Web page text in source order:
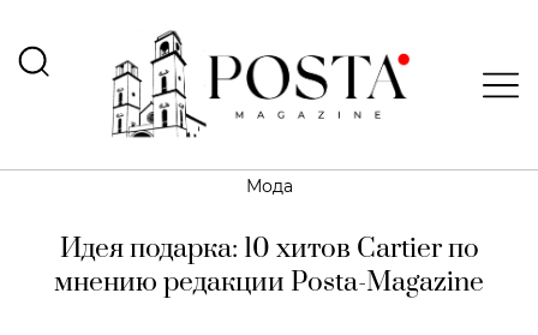
Мода
Идея подарка: 10 хитов Cartier по
мнению редакции Posta-Magazine